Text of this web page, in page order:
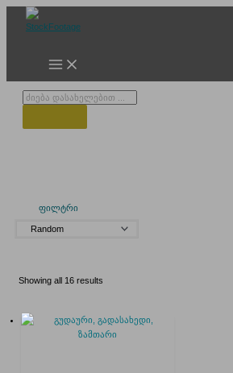
Products
ფილტრი
Showing all 16 results